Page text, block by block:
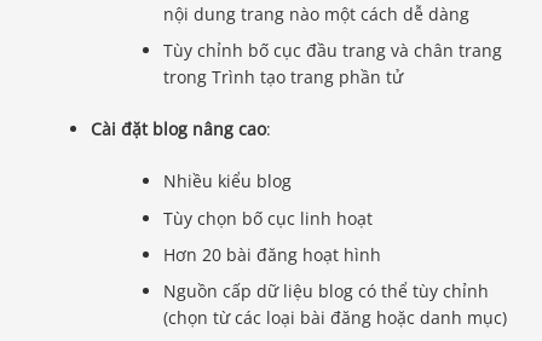
nội dung trang nào một cách dễ dàng
Tùy chỉnh bố cục đầu trang và chân trang
trong Trình tạo trang phần tử
Cài đặt blog nâng cao:
Nhiều kiểu blog
Tùy chọn bố cục linh hoạt
Hơn 20 bài đăng hoạt hình
Nguồn cấp dữ liệu blog có thể tùy chỉnh
(chọn từ các loại bài đăng hoặc danh mục)